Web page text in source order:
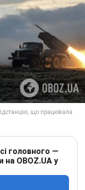
головного —
на OBOZ.UA у